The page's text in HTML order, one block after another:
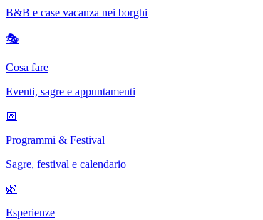
B&B e case vacanza nei borghi
🎭
Cosa fare
Eventi, sagre e appuntamenti
📅
Programmi & Festival
Sagre, festival e calendario
🌿
Esperienze